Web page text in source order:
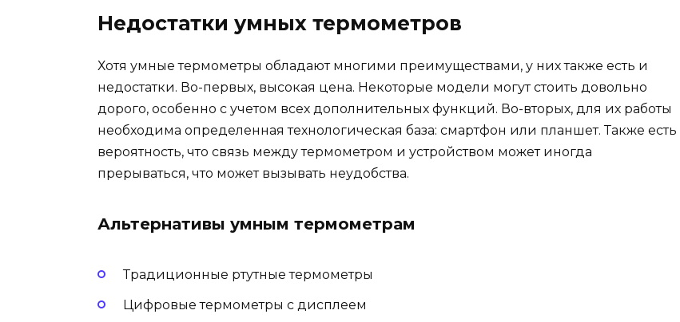
Недостатки умных термометров
Хотя умные термометры обладают многими преимуществами, у них также есть и
недостатки. Во-первых, высокая цена. Некоторые модели могут стоить довольно
дорого, особенно с учетом всех дополнительных функций. Во-вторых, для их работы
необходима определенная технологическая база: смартфон или планшет. Также есть
вероятность, что связь между термометром и устройством может иногда
прерываться, что может вызывать неудобства.
Альтернативы умным термометрам
Традиционные ртутные термометры
Цифровые термометры с дисплеем